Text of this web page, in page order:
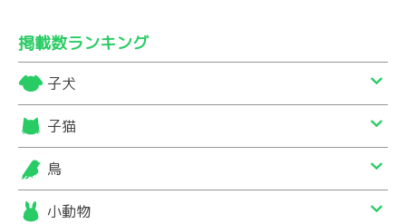
掲載数ランキング
子犬
子猫
鳥
小動物